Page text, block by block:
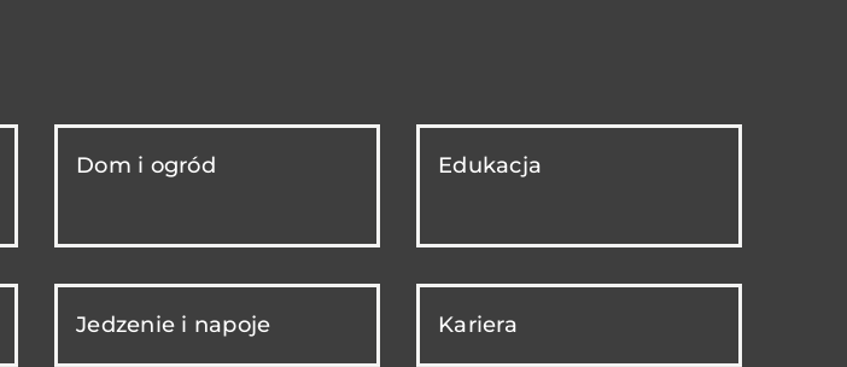
Dom i ogród Edukacja
Jedzenie i napoje Kariera